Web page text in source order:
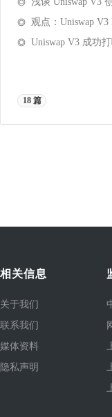
观点：Uniswap
Uniswap V3 成功
18 篇
相关信息
关于我们
联系我们
媒体资料
隐私声明